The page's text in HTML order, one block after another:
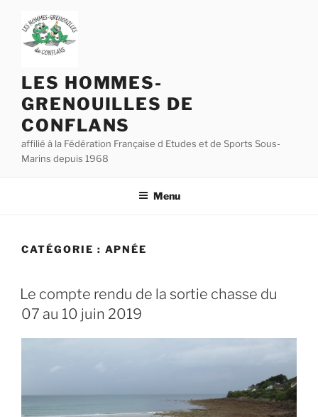
contenu
principal
LES HOMMES-
GRENOUILLES DE
CONFLANS
affilié à la Fédération Française d Etudes et de Sports Sous-
Marins depuis 1968
Menu
CATÉGORIE : APNÉE
Le compte rendu de la sortie chasse du
07 au 10 juin 2019